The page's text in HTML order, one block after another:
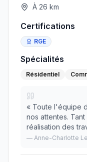
À 26 km
Certifications
RGE
Spécialités
Résidentiel
« Toute l'équipe
nos attentes.
réalisation des
effectué. Nous
— Anne-Charlotte